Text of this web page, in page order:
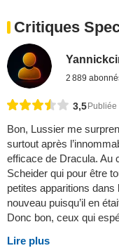
Critiques
2 889
3,5
Bon, Lussier me
surtout après
efficace de Dracula. Au
Scheider qui pour être
petites apparitions dans
nouveau puisqu’il en
Donc bon, ceux qui
Lire plus